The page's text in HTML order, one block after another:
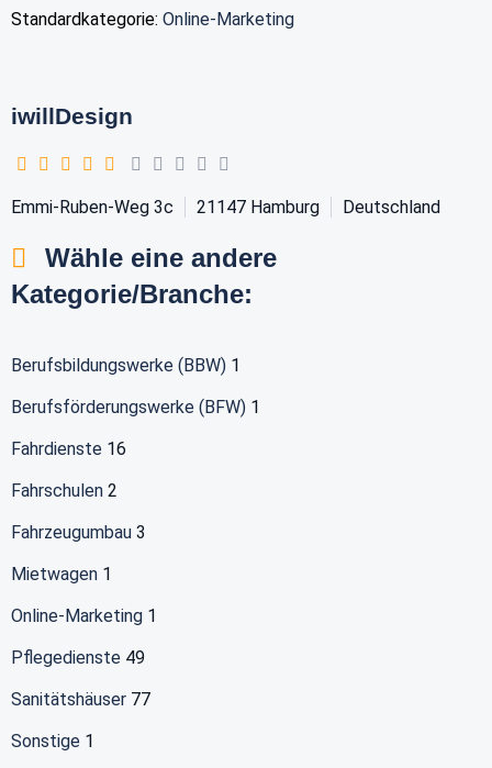
Standardkategorie: Online-Marketing
iwillDesign
Emmi-Ruben-Weg 3c 21147 Hamburg Deutschland
Wähle eine andere
Kategorie/Branche:
Berufsbildungswerke (BBW) 1
Berufsförderungswerke (BFW) 1
Fahrdienste 16
Fahrschulen 2
Fahrzeugumbau 3
Mietwagen 1
Online-Marketing 1
Pflegedienste 49
Sanitätshäuser 77
Sonstige 1